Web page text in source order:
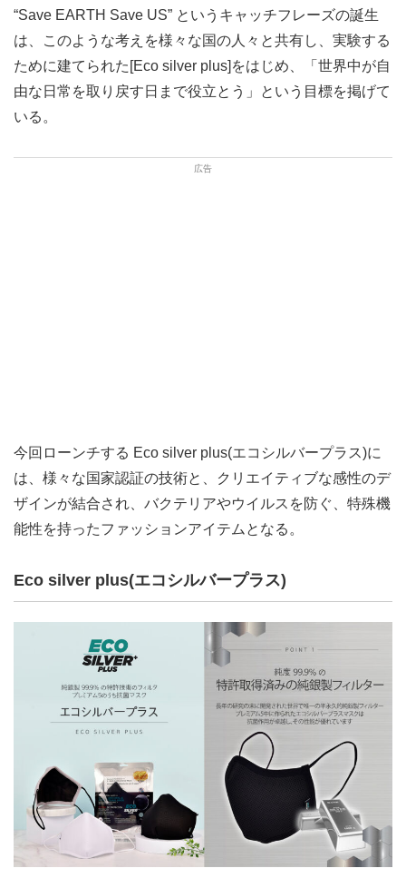
“Save EARTH Save US” というキャッチフレーズの誕生
は、このような考えを様々な国の人々と共有し、実験する
ために建てられた[Eco silver plus]をはじめ、「世界中が自
由な日常を取り戻す日まで役立とう」という目標を掲げて
いる。
今回ローンチする Eco silver plus(エコシルバープラス)に
は、様々な国家認証の技術と、クリエイティブな感性のデ
ザインが結合され、バクテリアやウイルスを防ぐ、特殊機
能性を持ったファッションアイテムとなる。
Eco silver plus(エコシルバープラス)